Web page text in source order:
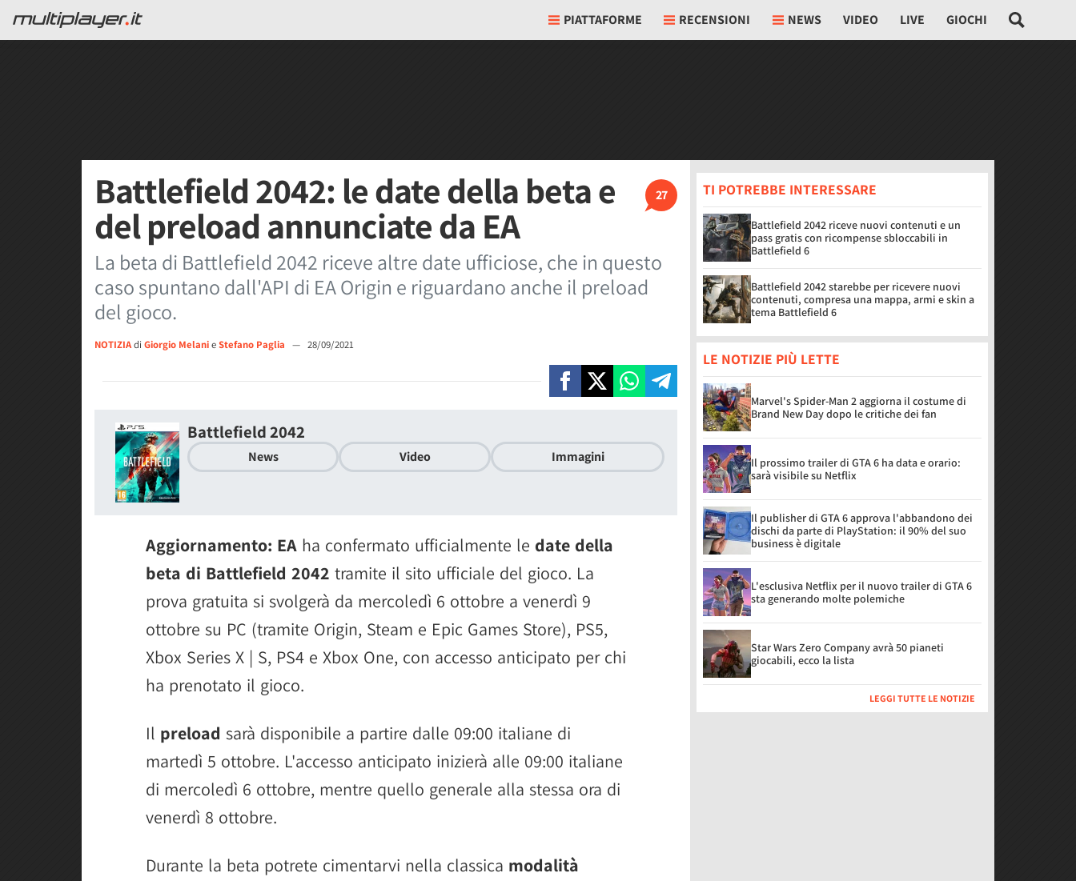
PIATTAFORME RECENSIONI NEWS VIDEO LIVE GIOCHI
27
Battlefield 2042: le date della beta e
del preload annunciate da EA
La beta di Battlefield 2042 riceve altre date ufficiose, che in questo
caso spuntano dall'API di EA Origin e riguardano anche il preload
del gioco.
NOTIZIAdi Giorgio MelanieStefano Paglia — 28/09/2021
Battlefield 2042
News Video Immagini
Aggiornamento: EA ha confermato ufficialmente le date della
beta di Battlefield 2042 tramite il sito ufficiale del gioco. La
prova gratuita si svolgerà da mercoledì 6 ottobre a venerdì 9
ottobre su PC (tramite Origin, Steam e Epic Games Store), PS5,
Xbox Series X | S, PS4 e Xbox One, con accesso anticipato per chi
ha prenotato il gioco.
Il preload sarà disponibile a partire dalle 09:00 italiane di
martedì 5 ottobre. L'accesso anticipato inizierà alle 09:00 italiane
di mercoledì 6 ottobre, mentre quello generale alla stessa ora di
venerdì 8 ottobre.
Durante la beta potrete cimentarvi nella classica modalità
TI POTREBBE INTERESSARE
Battlefield 2042 riceve nuovi contenuti e un
pass gratis con ricompense sbloccabili in
Battlefield 6
Battlefield 2042 starebbe per ricevere nuovi
contenuti, compresa una mappa, armi e skin a
tema Battlefield 6
LE NOTIZIE PIÙ LETTE
Marvel's Spider-Man 2 aggiorna il costume di
Brand New Day dopo le critiche dei fan
Il prossimo trailer di GTA 6 ha data e orario:
sarà visibile su Netflix
Il publisher di GTA 6 approva l'abbandono dei
dischi da parte di PlayStation: il 90% del suo
business è digitale
L'esclusiva Netflix per il nuovo trailer di GTA 6
sta generando molte polemiche
Star Wars Zero Company avrà 50 pianeti
giocabili, ecco la lista
LEGGI TUTTE LE NOTIZIE